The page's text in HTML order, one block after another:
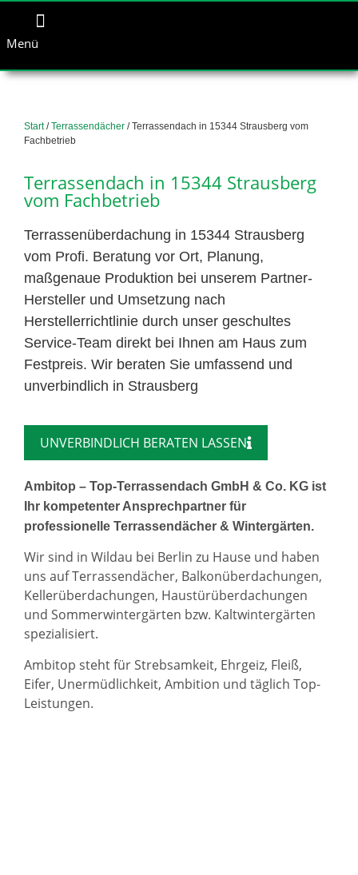
Menü
Start/Terrassendächer / Terrassendach in 15344 Strausberg vom
Fachbetrieb
Terrassendach in 15344 Strausberg
vom Fachbetrieb
Terrassenüberdachung in 15344 Strausberg
vom Profi. Beratung vor Ort, Planung,
maßgenaue Produktion bei unserem Partner-
Hersteller und Umsetzung nach
Herstellerrichtlinie durch unser geschultes
Service-Team direkt bei Ihnen am Haus zum
Festpreis. Wir beraten Sie umfassend und
unverbindlich in Strausberg
UNVERBINDLICH BERATEN LASSEN
Ambitop – Top-Terrassendach GmbH & Co. KG ist
Ihr kompetenter Ansprechpartner für
professionelle Terrassendächer & Wintergärten.
Wir sind in Wildau bei Berlin zu Hause und haben
uns auf Terrassendächer, Balkonüberdachungen,
Kellerüberdachungen, Haustürüberdachungen
und Sommerwintergärten bzw. Kaltwintergärten
spezialisiert.
Ambitop steht für Strebsamkeit, Ehrgeiz, Fleiß,
Eifer, Unermüdlichkeit, Ambition und täglich Top-
Leistungen.